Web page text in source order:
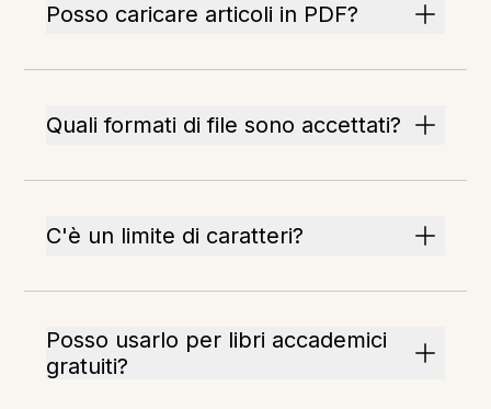
Posso caricare articoli in PDF?
Quali formati di file sono accettati?
C'è un limite di caratteri?
Posso usarlo per libri accademici
gratuiti?